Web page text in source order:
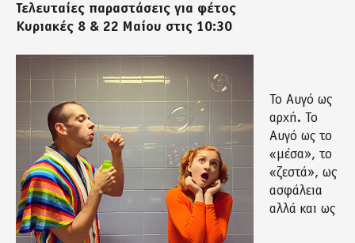
Τελευταίες παραστάσεις για φέτος
Κυριακές 8 & 22 Μαίου στις 10:30
Το Αυγό ως
αρχή. Το
Αυγό ως το
«μέσα», το
«ζεστά», ως
ασφάλεια
αλλά και ως